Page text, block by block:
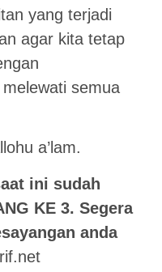
yang terjadi
agar kita tetap
semua
a’lam.
ini sudah
KE 3. Segera
anda